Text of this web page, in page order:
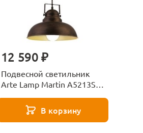
12 590 ₽
Подвесной светильник
Arte Lamp Martin A5213SP-
В корзину